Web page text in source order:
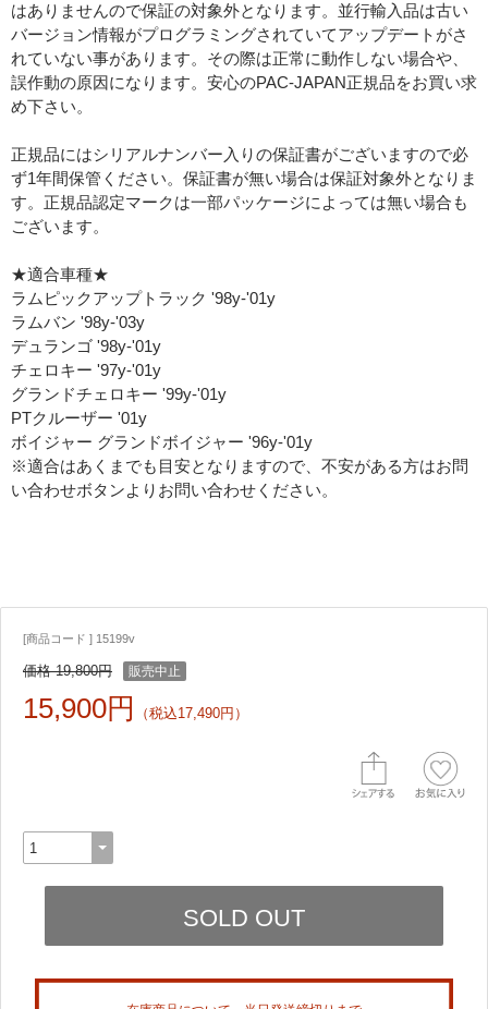
はありませんので保証の対象外となります。並行輸入品は古い
バージョン情報がプログラミングされていてアップデートがさ
れていない事があります。その際は正常に動作しない場合や、
誤作動の原因になります。安心のPAC-JAPAN正規品をお買い求
め下さい。
正規品にはシリアルナンバー入りの保証書がございますので必
ず1年間保管ください。保証書が無い場合は保証対象外となりま
す。正規品認定マークは一部パッケージによっては無い場合も
ございます。
★適合車種★
ラムピックアップトラック '98y-'01y
ラムバン '98y-'03y
デュランゴ '98y-'01y
チェロキー '97y-'01y
グランドチェロキー '99y-'01y
PTクルーザー '01y
ボイジャー グランドボイジャー '96y-'01y
※適合はあくまでも目安となりますので、不安がある方はお問
い合わせボタンよりお問い合わせください。
[商品コード ] 15199v
価格 19,800円 販売中止
15,900円 （税込17,490円）